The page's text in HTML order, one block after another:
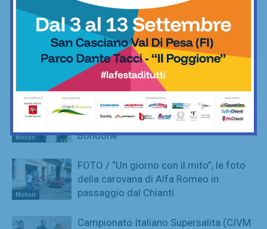
Rieti-Terminillo: terzo posto assoluto
per il pilota chiantigiano
Campionato Italiano Super Salita: Mirko
Torsellini alla 61esima “Rieti Terminillo”
Motori
Campionato Italiano Super Salita: Mirko
Torsellini trionfa alla 75esima Trento-
Bondone
Motori
FOTO / “Un giorno con il mito”, le foto
della carovana di Alfa Romeo in
passaggio dal Chianti
Campionato Italiano Supersalita (CIVM